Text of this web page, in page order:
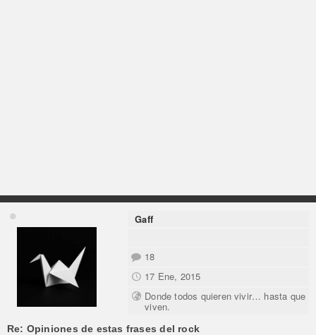
Gaff
18
17 Ene, 2015
Donde todos quieren vivir… hasta que
viven.
Re: Opiniones de estas frases del rock